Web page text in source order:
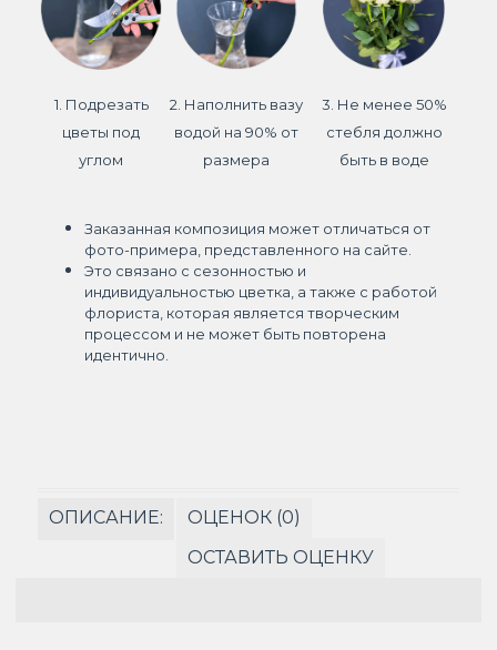
1. Подрезать
цветы под
углом
2. Наполнить вазу
водой на 90% от
размера
3. Не менее 50%
стебля должно
быть в воде
Заказанная композиция может отличаться от
фото-примера, представленного на сайте.
Это связано с сезонностью и
индивидуальностью цветка, а также с работой
флориста, которая является творческим
процессом и не может быть повторена
идентично.
ОПИСАНИЕ:
ОЦЕНОК (0)
ОСТАВИТЬ ОЦЕНКУ